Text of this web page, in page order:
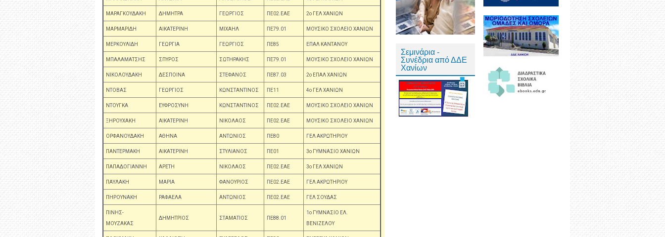
ΜΑΡΑΓΚΟΥΔΑΚΗ ΔΗΜΗΤΡΑ ΓΕΩΡΓΙΟΣ ΠΕ02.ΕΑΕ 2ο ΓΕΛ ΧΑΝΙΩΝ
ΜΑΡΜΑΡΙΔΗ ΑΙΚΑΤΕΡΙΝΗ ΜΙΧΑΗΛ ΠΕ79.01 ΜΟΥΣΙΚΟ ΣΧΟΛΕΙΟ ΧΑΝΙΩΝ
ΜΕΡΚΟΥΛΙΔΗ ΓΕΩΡΓΙΑ ΓΕΩΡΓΙΟΣ ΠΕ85 ΕΠΑΛ ΚΑΝΤΑΝΟΥ
ΜΠΑΛΑΜΑΤΣΗΣ ΣΠΥΡΟΣ ΣΩΤΗΡΑΚΗΣ ΠΕ79.01 ΜΟΥΣΙΚΟ ΣΧΟΛΕΙΟ ΧΑΝΙΩΝ
ΝΙΚΟΛΟΥΔΑΚΗ ΔΕΣΠΟΙΝΑ ΣΤΕΦΑΝΟΣ ΠΕ87.03 2ο ΕΠΑΛ ΧΑΝΙΩΝ
ΝΤΟΒΑΣ ΓΕΩΡΓΙΟΣ ΚΩΝΣΤΑΝΤΙΝΟΣ ΠΕ11 4ο ΓΕΛ ΧΑΝΙΩΝ
ΝΤΟΥΓΚΑ ΕΥΦΡΟΣΥΝΗ ΚΩΝΣΤΑΝΤΙΝΟΣ ΠΕ02.ΕΑΕ ΜΟΥΣΙΚΟ ΣΧΟΛΕΙΟ ΧΑΝΙΩΝ
ΞΗΡΟΥΧΑΚΗ ΑΙΚΑΤΕΡΙΝΗ ΝΙΚΟΛΑΟΣ ΠΕ02.ΕΑΕ ΜΟΥΣΙΚΟ ΣΧΟΛΕΙΟ ΧΑΝΙΩΝ
ΟΡΦΑΝΟΥΔΑΚΗ ΑΘΗΝΑ ΑΝΤΩΝΙΟΣ ΠΕ80 ΓΕΛ ΑΚΡΩΤΗΡΙΟΥ
ΠΑΝΤΕΡΜΑΚΗ ΑΙΚΑΤΕΡΙΝΗ ΣΤΥΛΙΑΝΟΣ ΠΕ01 3ο ΓΥΜΝΑΣΙΟ ΧΑΝΙΩΝ
ΠΑΠΑΔΟΓΙΑΝΝΗ ΑΡΕΤΗ ΝΙΚΟΛΑΟΣ ΠΕ02.ΕΑΕ 3ο ΓΕΛ ΧΑΝΙΩΝ
ΠΑΥΛΑΚΗ ΜΑΡΙΑ ΦΑΝΟΥΡΙΟΣ ΠΕ02.ΕΑΕ ΓΕΛ ΑΚΡΩΤΗΡΙΟΥ
ΠΗΡΟΥΝΑΚΗ ΡΑΦΑΕΛΑ ΑΝΤΩΝΙΟΣ ΠΕ02.ΕΑΕ ΓΕΛ ΣΟΥΔΑΣ
ΠΙΝΗΣ-
ΜΟΥΖΑΚΑΣ
ΔΗΜΗΤΡΙΟΣ ΣΤΑΜΑΤΙΟΣ ΠΕ88.01
1ο ΓΥΜΝΑΣΙΟ ΕΛ.
ΒΕΝΙΖΕΛΟΥ
Σεμινάρια -
Συνέδρια από ΔΔΕ
Χανίων